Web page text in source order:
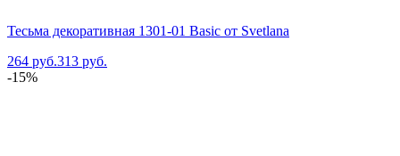
Тесьма декоративная 1301-01 Basic от Svetlana
264 руб.313 руб.
-15%